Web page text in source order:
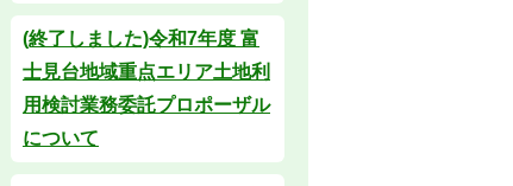
(終了しました)令和7年度 富
士見台地域重点エリア土地利
用検討業務委託プロポーザル
について